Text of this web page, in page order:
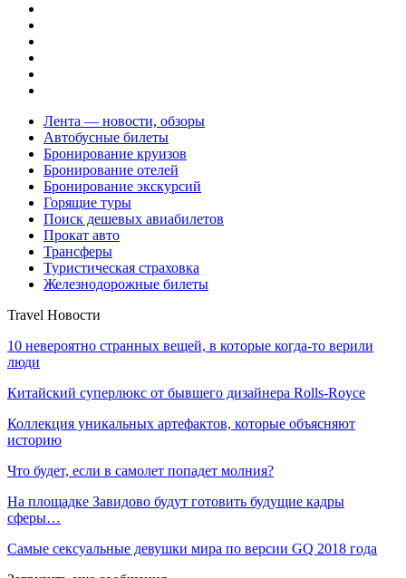
Лента — новости, обзоры
Автобусные билеты
Бронирование круизов
Бронирование отелей
Бронирование экскурсий
Горящие туры
Поиск дешевых авиабилетов
Прокат авто
Трансферы
Туристическая страховка
Железнодорожные билеты
Travel Новости
10 невероятно странных вещей, в которые когда-то верили
люди
Китайский суперлюкс от бывшего дизайнера Rolls-Royce
Коллекция уникальных артефактов, которые объясняют
историю
Что будет, если в самолет попадет молния?
На площадке Завидово будут готовить будущие кадры
сферы…
Самые сексуальные девушки мира по версии GQ 2018 года